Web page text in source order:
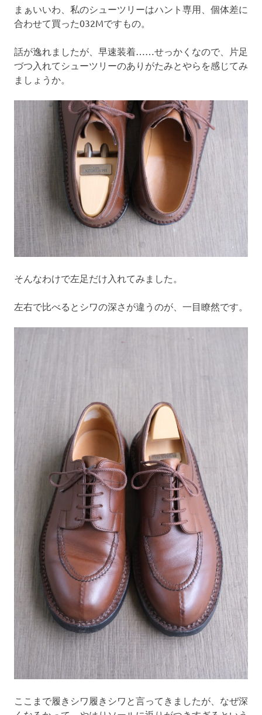
まぁいいわ、私のシューツリーはハント専用、個体差に
合わせて買った032Mですもの。
話が逸れましたが、早速装着……せっかくなので、片足
づつ入れてシューツリーのありがたみとやらを感じてみ
ましょうか。
そんなわけで左足だけ入れてみました。
左右で比べるとシワの深さが違うのが、一目瞭然です。
ここまで履きシワ履きシワと言ってきましたが、なぜ深